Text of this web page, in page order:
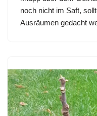
noch nicht im Saft,
Ausräumen gedacht